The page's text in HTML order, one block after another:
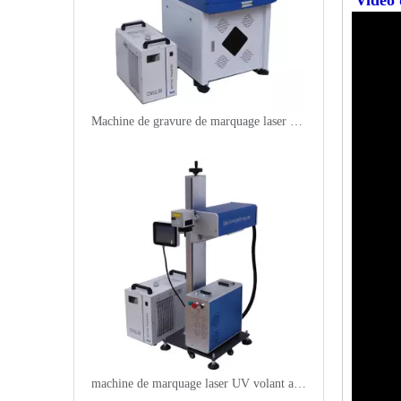
Machine de gravure de marquage laser UV de bureau 5 watts
machine de marquage laser UV volant avec convoyeur